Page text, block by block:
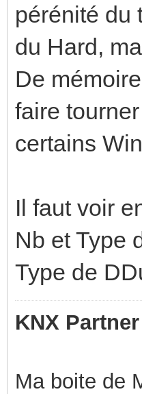
pérénité du
du Hard,
De
faire
certains
Il faut voir
Nb et Type
Type de
KNX
Ma boite de